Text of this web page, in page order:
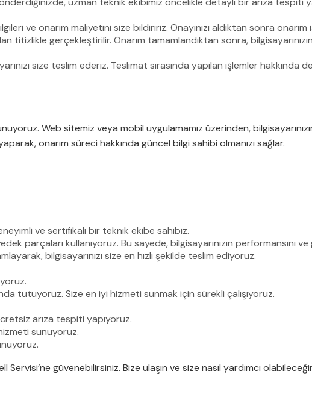
ve onarım maliyetini size bildiririz. Onayınızı aldıktan sonra onarım
titizlikle gerçekleştirilir. Onarım tamamlandıktan sonra,
size teslim ederiz. Teslimat sırasında yapılan işlemler hakkında
Web sitemiz veya mobil uygulamamız üzerinden,
onarım süreci hakkında güncel bilgi sahibi olmanızı sağlar.
ve sertifikalı bir teknik ekibe sahibiz.
parçaları kullanıyoruz. Bu sayede, bilgisayarınızın performansını
bilgisayarınızı size en hızlı şekilde teslim ediyoruz.
tutuyoruz. Size en iyi hizmeti sunmak için sürekli çalışıyoruz.
arıza tespiti yapıyoruz.
sunuyoruz.
Servisi’ne güvenebilirsiniz. Bize ulaşın ve size nasıl yardımcı